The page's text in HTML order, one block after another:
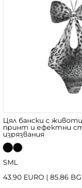
Цял бански с
принт и ефектни
изрязвания
SML
43.90 EURO | 85.86